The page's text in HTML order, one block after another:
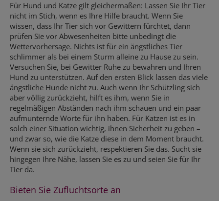
Für Hund und Katze gilt gleichermaßen: Lassen Sie Ihr Tier
nicht im Stich, wenn es Ihre Hilfe braucht. Wenn Sie
wissen, dass Ihr Tier sich vor Gewittern fürchtet, dann
prüfen Sie vor Abwesenheiten bitte unbedingt die
Wettervorhersage. Nichts ist für ein ängstliches Tier
schlimmer als bei einem Sturm alleine zu Hause zu sein.
Versuchen Sie, bei Gewitter Ruhe zu bewahren und Ihren
Hund zu unterstützen. Auf den ersten Blick lassen das viele
ängstliche Hunde nicht zu. Auch wenn Ihr Schützling sich
aber völlig zurückzieht, hilft es ihm, wenn Sie in
regelmäßigen Abständen nach ihm schauen und ein paar
aufmunternde Worte für ihn haben. Für Katzen ist es in
solch einer Situation wichtig, ihnen Sicherheit zu geben –
und zwar so, wie die Katze diese in dem Moment braucht.
Wenn sie sich zurückzieht, respektieren Sie das. Sucht sie
hingegen Ihre Nähe, lassen Sie es zu und seien Sie für Ihr
Tier da.
Bieten Sie Zufluchtsorte an